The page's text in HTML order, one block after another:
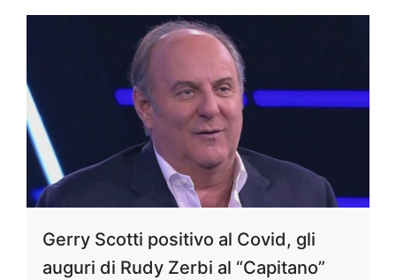
Gerry Scotti positivo al Covid, gli
auguri di Rudy Zerbi al “Capitano”